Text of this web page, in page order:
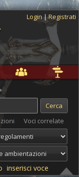
Login |Registrati
Voci correlate
inserisci voce